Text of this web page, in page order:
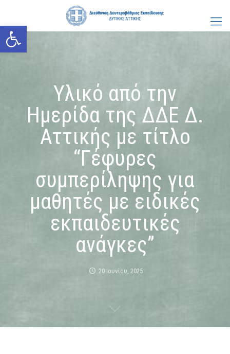
Ανοίξτε τη γραμμή εργαλείων
Υλικό από την
Ημερίδα της ΔΔΕ Δ.
Αττικής με τίτλο
“Γέφυρες
συμπερίληψης για
μαθητές με ειδικές
εκπαιδευτικές
ανάγκες”
20 Ιουνίου, 2025